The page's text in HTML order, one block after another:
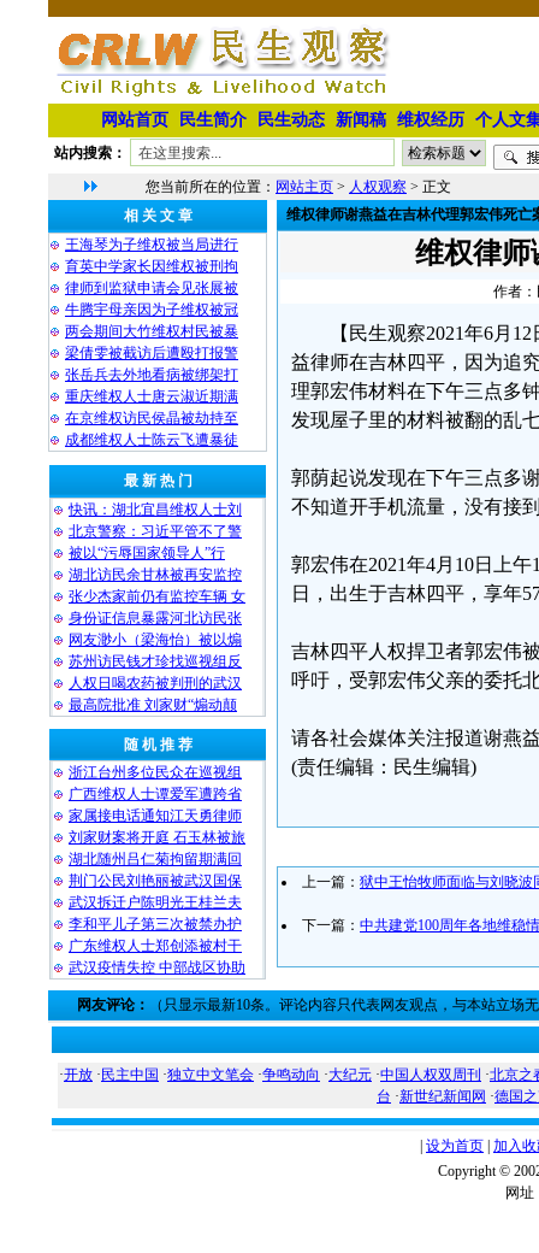
网站首页 民生简介 民生动态 新闻稿 维权经历 个人文
站内搜索：
您当前所在的位置： 网站主页 > 人权观察 > 正文
相 关 文 章
王海琴为子维权被当局进行
育英中学家长因维权被刑拘
律师到监狱申请会见张展被
牛腾宇母亲因为子维权被冠
两会期间大竹维权村民被暴
梁倩雯被截访后遭殴打报警
张岳兵去外地看病被绑架打
重庆维权人士唐云淑近期满
在京维权访民侯晶被劫持至
成都维权人士陈云飞遭暴徒
最 新 热 门
快讯：湖北宜昌维权人士刘
北京警察：习近平管不了警
被以“污辱国家领导人”行
湖北访民余甘林被再安监控
张少杰家前仍有监控车辆 女
身份证信息暴露河北访民张
网友渺小（梁海怡）被以煽
苏州访民钱才珍找巡视组反
人权日喝农药被判刑的武汉
最高院批准 刘家财“煽动颠
随 机 推 荐
浙江台州多位民众在巡视组
广西维权人士谭爱军遭跨省
家属接电话通知江天勇律师
刘家财案将开庭 石玉林被旅
湖北随州吕仁菊拘留期满回
荆门公民刘艳丽被武汉国保
武汉拆迁户陈明光王桂兰夫
李和平儿子第三次被禁办护
广东维权人士郑创添被村干
武汉疫情失控 中部战区协助
维权律师谢燕益在吉林代理郭宏伟死亡
维权律师
作者：
【民生观察2021年6月
益律师在吉林四平，因为追
理郭宏伟材料在下午三点多
发现屋子里的材料被翻的乱
郭荫起说发现在下午三点多
不知道开手机流量，没有接
郭宏伟在2021年4月10日上
日，出生于吉林四平，享年
吉林四平人权捍卫者郭宏伟
呼吁，受郭宏伟父亲的委托
请各社会媒体关注报道谢燕
(责任编辑：民生编辑)
上一篇： 狱中王怡牧师面临与刘晓波
下一篇： 中共建党100周年各地维稳
网友评论： （只显示最新10条。评论内容只代表网友观点，与本站立场
·开放 · 民主中国 ·独立中文笔会 ·争鸣动向 ·大纪元 ·中国人权双周刊 ·北京之
台 ·新世纪新闻网 ·德国
设为首页 加入
Copyright ©
网址